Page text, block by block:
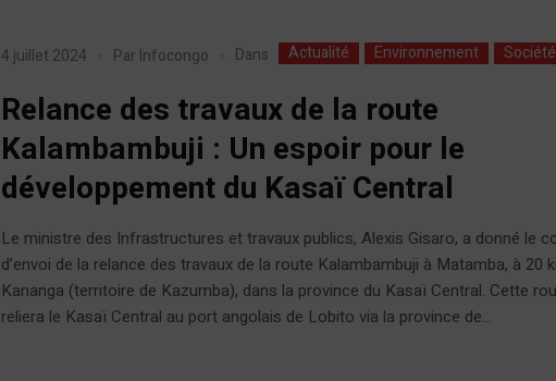
4 juillet 2024 Par Infocongo Dans Actualité Environnement Société
Relance des travaux de la route
Kalambambuji : Un espoir pour le
développement du Kasaï Central
Le ministre des Infrastructures et travaux publics, Alexis Gisaro, a donné le
d’envoi de la relance des travaux de la route Kalambambuji à Matamba, à 20
Kananga (territoire de Kazumba), dans la province du Kasaï Central. Cette
reliera le Kasaï Central au port angolais de Lobito via la province de...